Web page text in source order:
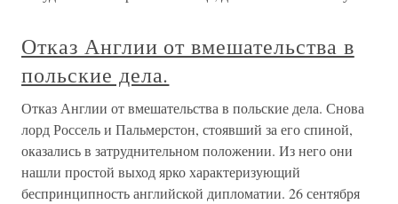
Отказ Англии от вмешательства в
польские дела.
Отказ Англии от вмешательства в польские дела. Снова
лорд Россель и Пальмерстон, стоявший за его спиной,
оказались в затруднительном положении. Из него они
нашли простой выход ярко характеризующий
беспринципность английской дипломатии. 26 сентября